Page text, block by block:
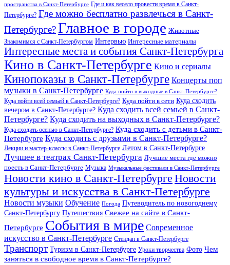
пространства в Санкт-Петербурге Где и как весело провести время в Санкт-
Петербурге? Где можно бесплатно развлечься в Санкт-
Петербурге?Главное в городе Животные
Знакомимся с Санкт-Петербургом Интервью Интересные материалы
Интересные места и события Санкт-Петербурга
Кино в Санкт-Петербурге Кино и сериалы
Кинопоказы в Санкт-Петербурге Концерты поп
музыки в Санкт-Петербурге Куда пойти в выходные в Санкт-Петербурге?
Куда пойти всей семьей в Санкт-Петербурге? Куда пойти в сети Куда сходить
вечером в Санкт-Петербурге? Куда сходить всей семьей в Санкт-
Петербурге? Куда сходить на выходных в Санкт-Петербурге?
Куда сходить осенью в Санкт-Петербурге? Куда сходить с детьми в Санкт-
Петербурге Куда сходить с друзьями в Санкт-Петербурге?
Лекции и мастер-классы в Санкт-Петербурге Летом в Санкт-Петербурге
Лучшее в театрах Санкт-Петербурга Лучшие места где можно
поесть в Санкт-Петербурге Музыка Музыкальные фестивали в Санкт-Петербурге
Новости кино в Санкт-Петербурге Новости
культуры и искусства в Санкт-Петербурге
Новости музыки Обучение Погода Путеводитель по новогоднему
Санкт-Петербургу Путешествия Свежее на сайте в Санкт-
Петербурге События в мире Современное
искусство в Санкт-Петербурге Стендап в Санкт-Петербурге
Транспорт Туризм в Санкт-Петербурге Уроки творчества Фото Чем
заняться в свободное время в Санкт-Петербурге?